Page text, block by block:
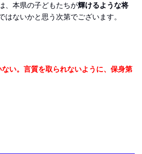
、本県の子どもたちが輝けるような将
はないかと思う次第でございます。
い。言質を取られないように、保身第